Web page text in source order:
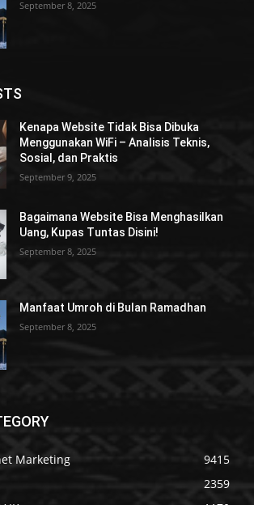
September 8, 2025
Kenapa Website Tidak Bisa Dibuka
Menggunakan WiFi – Analisis Teknis,
Sosial, dan Praktis
September 9, 2025
Bagaimana Website Bisa Menghasilkan
Uang, Kupas Tuntas Disini!
September 8, 2025
Manfaat Umroh di Bulan Ramadhan
September 8, 2025
Marketing
9415
2359